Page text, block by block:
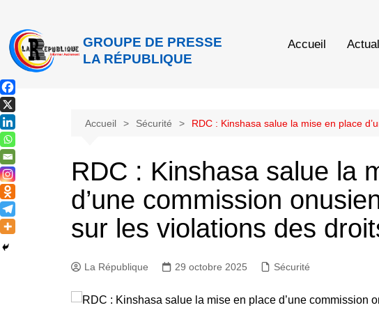
GROUPE DE PRESSE
LA RÉPUBLIQUE
Accueil
Accueil Sécurité RDC : Kinshasa salue la mise en place
RDC : Kinshasa salue la
d’une commission
sur les violations des
La République 29 octobre 2025 Sécurité